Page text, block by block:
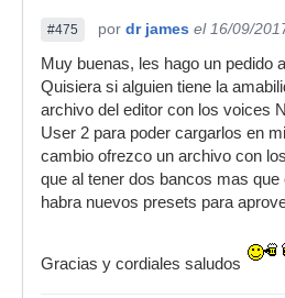
#475 por dr james el 16/09/
Muy buenas, les hago un pedido
Quisiera si alguien tiene la
archivo del editor con los voices
User 2 para poder cargarlos en
cambio ofrezco un archivo con
que al tener dos bancos mas
habra nuevos presets para
Gracias y cordiales saludos